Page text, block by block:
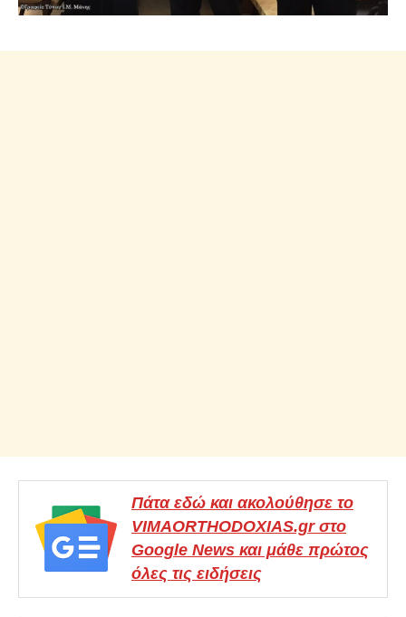
Πάτα εδώ και ακολούθησε το
VIMAORTHODOXIAS.gr στο
Google News και μάθε πρώτος
όλες τις ειδήσεις